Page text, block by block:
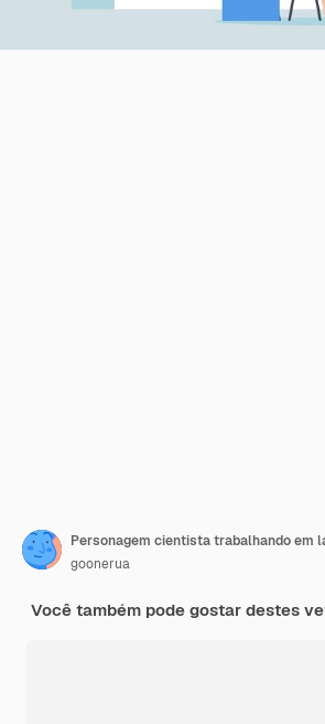
goonerua
Você também pode gostar destes